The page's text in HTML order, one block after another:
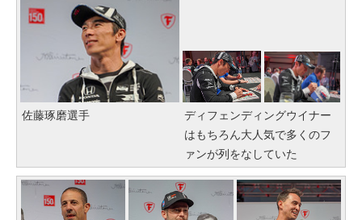
佐藤琢磨選手
ディフェンディングウイナー
はもちろん大人気で多くのフ
ァンが列をなしていた